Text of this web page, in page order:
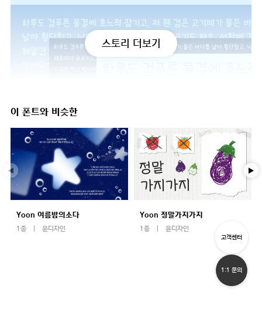
스토리 더보기
이 폰트와 비슷한
Yoon 여름밤의소다
1종 윤디자인
Yoon 정말가지가지
1종 윤디자인
고객센터
1:1 문의